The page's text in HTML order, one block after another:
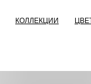
КОЛЛЕКЦИИ